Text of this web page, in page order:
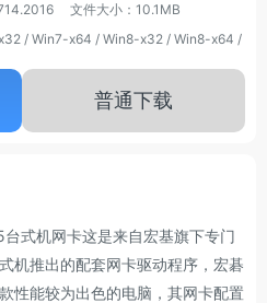
文件大小：10.1MB
/ Win7-x64 / Win8-x32 / Win8-x64 /
普通下载
机网卡这是来自宏基旗下专门
机推出的配套网卡驱动程序，宏碁
性能较为出色的电脑，其网卡配置